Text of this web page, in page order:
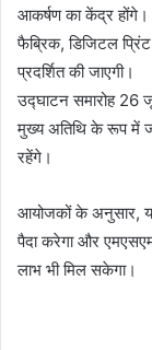
आकर्षण का केंद्र
फैब्रिक, डिजिटल
प्रदर्शित की जाएगी।
उद्घाटन समारोह 26
मुख्य अतिथि के रूप में
रहेंगे।
आयोजकों के अनुसार,
पैदा करेगा और
लाभ भी मिल सकेगा।